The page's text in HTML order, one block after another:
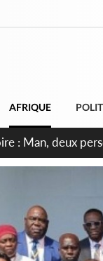
AFRIQUE
: Séileu, la
dangereux